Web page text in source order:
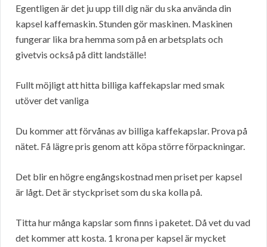
Egentligen är det ju upp till dig när du ska använda din
kapsel kaffemaskin. Stunden gör maskinen. Maskinen
fungerar lika bra hemma som på en arbetsplats och
givetvis också på ditt landställe!
Fullt möjligt att hitta billiga kaffekapslar med smak
utöver det vanliga
Du kommer att förvånas av billiga kaffekapslar. Prova på
nätet. Få lägre pris genom att köpa större förpackningar.
Det blir en högre engångskostnad men priset per kapsel
är lågt. Det är styckpriset som du ska kolla på.
Titta hur många kapslar som finns i paketet. Då vet du vad
det kommer att kosta. 1 krona per kapsel är mycket